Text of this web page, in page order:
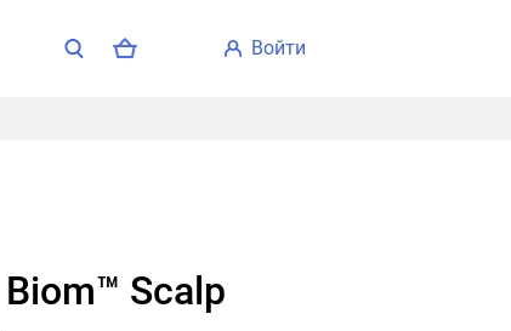
войти